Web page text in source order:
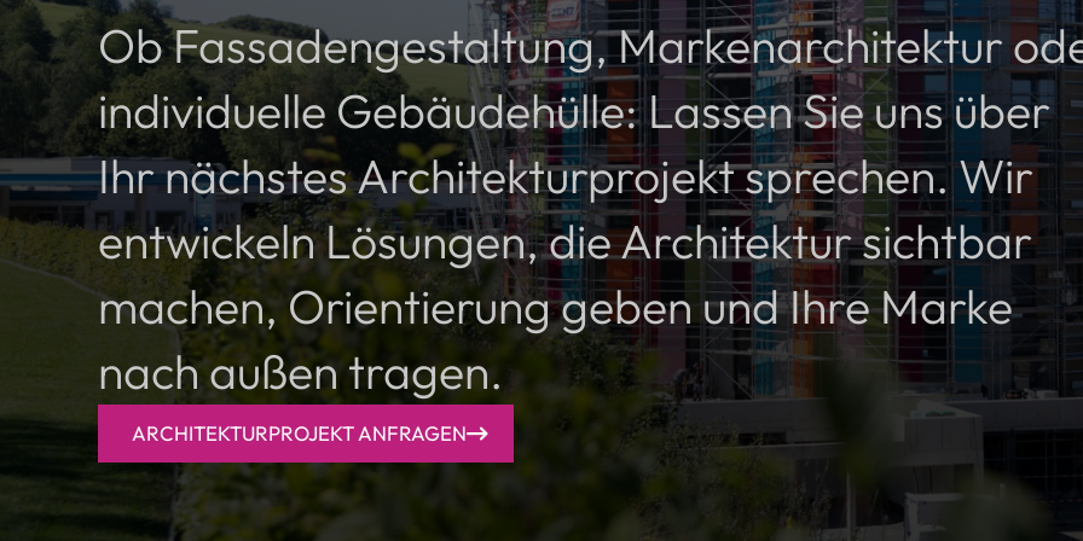
Ob Fassadengestaltung, Markenarchitektur
individuelle Gebäudehülle: Lassen Sie uns über
Ihr nächstes Architekturprojekt sprechen. Wir
entwickeln Lösungen, die Architektur sichtbar
machen, Orientierung geben und Ihre Marke
nach außen tragen.
ARCHITEKTURPROJEKT ANFRAGEN